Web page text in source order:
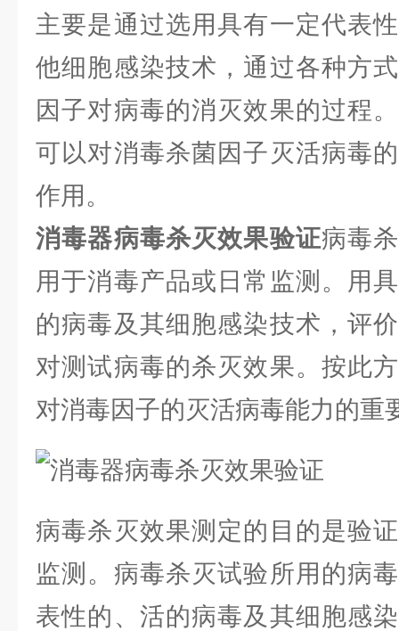
主要是通过选用具有一定代表
他细胞感染技术，通过各种方
因子对病毒的消灭效果的过程
可以对消毒杀菌因子灭活病毒
作用。
消毒器病毒杀灭效果验证病毒
用于消毒产品或日常监测。用
的病毒及其细胞感染技术，评
对测试病毒的杀灭效果。按此
对消毒因子的灭活病毒能力的重
病毒杀灭效果测定的目的是验
监测。病毒杀灭试验所用的病
表性的、活的病毒及其细胞感